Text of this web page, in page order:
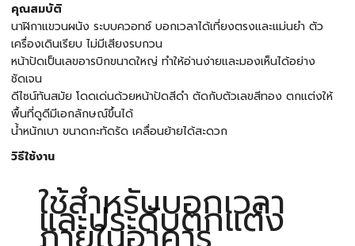
คุณสมบัติ
นาฬิกาแขวนผนัง ระบบควอทซ์ บอกเวลาได้เที่ยงตรงและแม่นยำ ตัว
เครื่องเดินเรียบ ไม่มีเสียงรบกวน
หน้าปัดเป็นเลขอารบิกขนาดใหญ่ ทำให้อ่านง่ายและมองเห็นได้อย่าง
ชัดเจน
ดีไซน์ทันสมัย โดดเด่นด้วยหน้าปัดสีดำ ตัดกับตัวเลขสีทอง ตกแต่งให้
พื้นที่ดูดีมีเอกลักษณ์ขึ้นได้
น้ำหนักเบา ขนาดกะทัดรัด เคลื่อนย้ายได้สะดวก
วิธีใช้งาน
ใช้สำหรับบอกเวลา
และประดับตกแต่ง